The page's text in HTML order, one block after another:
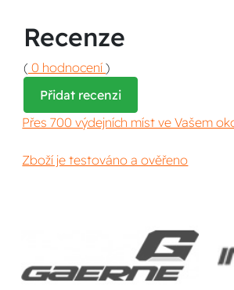
Recenze
( 0 hodnocení )
Přidat recenzi
Přes 700 výdejních míst ve Vašem
Zboží je testováno a ověřeno